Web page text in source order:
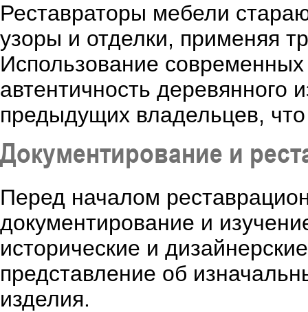
Реставраторы мебели
узоры и отделки, применяя
Использование
автентичность деревянного
предыдущих владельцев,
Документирование и
Перед началом
документирование и
исторические и
представление об
изделия.